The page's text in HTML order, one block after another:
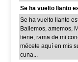
Se ha vuelto llanto
Se ha vuelto llanto
Bailemos, amemos,
tiene, rama de mi
mécete aquí en mis
cuna...